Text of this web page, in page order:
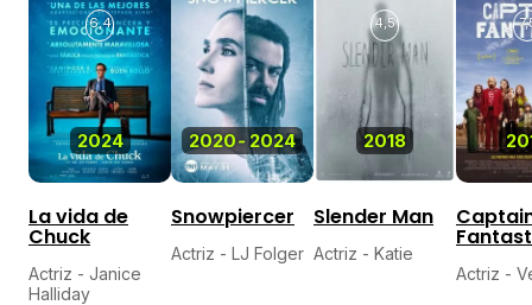
2024
6,4
La vida de
Chuck
Actriz - Janice
Halliday
2020- 2024
Snowpiercer
Actriz - LJ Folger
2018
4,5
Slender Man
Actriz - Katie
Actriz -